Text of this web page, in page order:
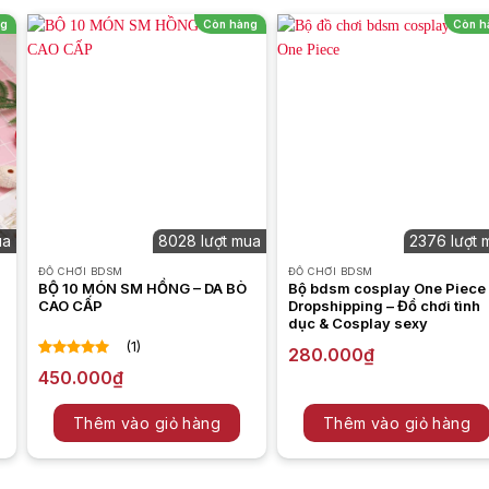
dục
rung kẹp ti
Còn hàng
8028 lượt mua
ĐỒ CHƠI BDSM
BỘ 10 MÓN SM HỒNG – DA BÒ
CAO CẤP
5.00trên 5
1
đánh giá
(1)
450.000₫
Thêm vào giỏ hàng
Còn
2376 lượt
ĐỒ CHƠI BDSM
Bộ bdsm cosplay One Piece
Dropshipping – Đồ chơi tình
dục & Cosplay sexy
280.000₫
Thêm vào giỏ hàng